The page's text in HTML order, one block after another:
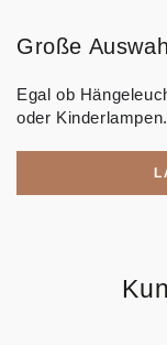
Große
Egal ob
oder